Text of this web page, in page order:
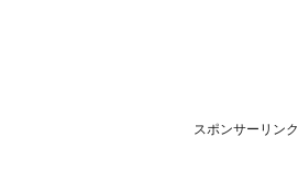
スポンサーリンク